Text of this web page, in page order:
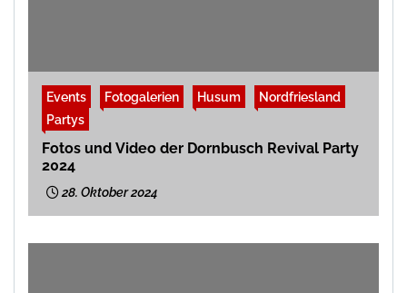
Events Fotogalerien Husum
Nordfriesland
Partys
Fotos und Video der Dornbusch Revival Party
2024
28. Oktober 2024